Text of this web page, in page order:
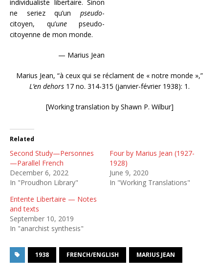
individualiste libertaire. Sinon
ne seriez qu’un pseudo-
citoyen, qu’unepseudo-
citoyenne de mon monde.
— Marius Jean
Marius Jean, “à ceux qui se réclament de « notre monde »,”
L’en dehors 17 no. 314-315 (janvier-février 1938): 1.
[Working translation by Shawn P. Wilbur]
Related
Second Study—Personnes
—Parallel French
December 6, 2022
In "Proudhon Library"
Four by Marius Jean (1927-
1928)
June 9, 2020
In "Working Translations"
Entente Libertaire — Notes
and texts
September 10, 2019
In "anarchist synthesis"
1938 FRENCH/ENGLISH MARIUS JEAN